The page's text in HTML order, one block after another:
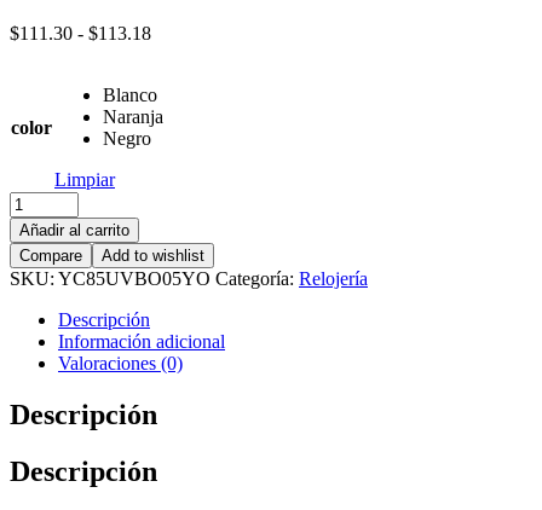
$111.30 - $113.18Rango
desde
$111.30
hasta
color
Blanco
Naranja
Negro
Limpiar
Reloj
inteligente
T800
Ultra
2
hombre,
Serie
Pantalla
AMOLED
Añadir al carrito
Compare
Add to wishlist
SKU: YC85UVBO05YO Categoría: Relojería
Descripción
Información adicional
Valoraciones (0)
Descripción
Descripción